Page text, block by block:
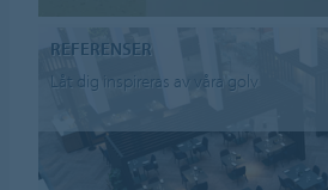
REFERENSER
Låt dig inspireras av våra golv